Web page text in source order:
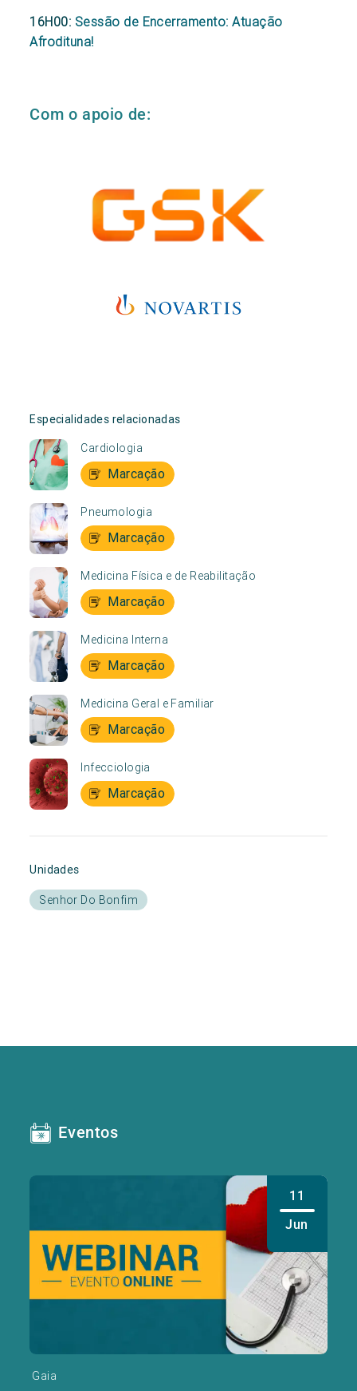
16H00: Sessão de Encerramento: Atuação
Afrodituna!
Com o apoio de:
Especialidades relacionadas
Cardiologia
Marcação
Pneumologia
Marcação
Medicina Física e de Reabilitação
Marcação
Medicina Interna
Marcação
Medicina Geral e Familiar
Marcação
Infecciologia
Marcação
Unidades
Senhor Do Bonfim
Eventos
11
Jun
Gaia